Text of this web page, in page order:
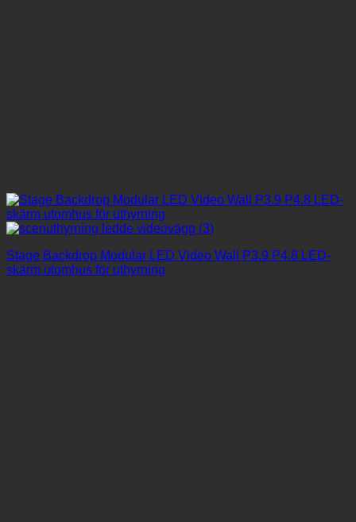
Stage Backdrop Modular LED Video Wall P3.9 P4.8 LED-
skärm utomhus för uthyrning